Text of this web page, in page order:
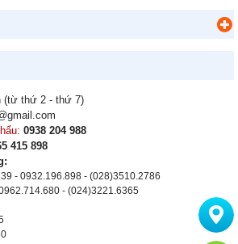
(từ thứ 2 - thứ 7)
0938 204 988
415 898
- 0932.196.898 - (028)3510.2786
- (024)3221.6365